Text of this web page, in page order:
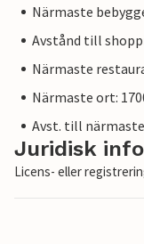
Närmaste
Avstånd till
Närmaste
Närmaste ort:
Avst. till
Juridisk
Licens- eller